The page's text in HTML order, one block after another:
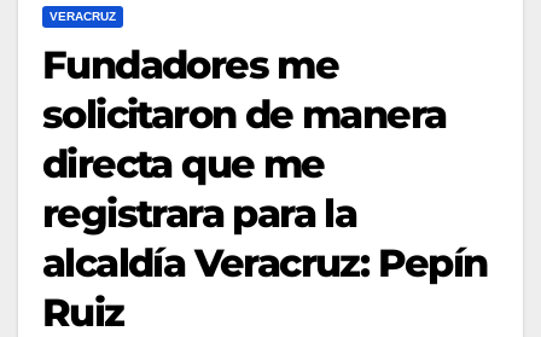
VERACRUZ
Fundadores me
solicitaron de manera
directa que me
registrara para la
alcaldía Veracruz: Pepín
Ruiz